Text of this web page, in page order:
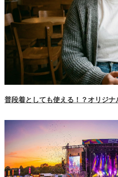
普段着としても使える！？オリジ